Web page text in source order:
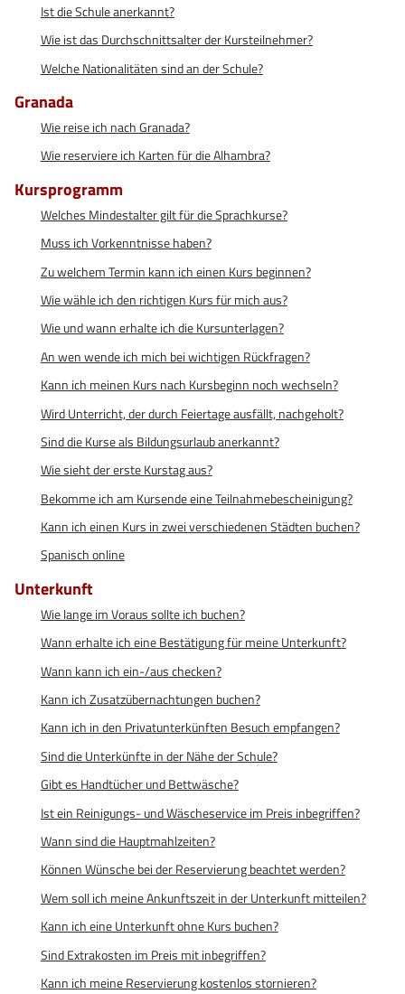
Ist die Schule anerkannt?
Wie ist das Durchschnittsalter der Kursteilnehmer?
Welche Nationalitäten sind an der Schule?
Granada
Wie reise ich nach Granada?
Wie reserviere ich Karten für die Alhambra?
Kursprogramm
Welches Mindestalter gilt für die Sprachkurse?
Muss ich Vorkenntnisse haben?
Zu welchem Termin kann ich einen Kurs beginnen?
Wie wähle ich den richtigen Kurs für mich aus?
Wie und wann erhalte ich die Kursunterlagen?
An wen wende ich mich bei wichtigen Rückfragen?
Kann ich meinen Kurs nach Kursbeginn noch wechseln?
Wird Unterricht, der durch Feiertage ausfällt, nachgeholt?
Sind die Kurse als Bildungsurlaub anerkannt?
Wie sieht der erste Kurstag aus?
Bekomme ich am Kursende eine Teilnahmebescheinigung?
Kann ich einen Kurs in zwei verschiedenen Städten buchen?
Spanisch online
Unterkunft
Wie lange im Voraus sollte ich buchen?
Wann erhalte ich eine Bestätigung für meine Unterkunft?
Wann kann ich ein-/aus checken?
Kann ich Zusatzübernachtungen buchen?
Kann ich in den Privatunterkünften Besuch empfangen?
Sind die Unterkünfte in der Nähe der Schule?
Gibt es Handtücher und Bettwäsche?
Ist ein Reinigungs- und Wäscheservice im Preis inbegriffen?
Wann sind die Hauptmahlzeiten?
Können Wünsche bei der Reservierung beachtet werden?
Wem soll ich meine Ankunftszeit in der Unterkunft mitteilen?
Kann ich eine Unterkunft ohne Kurs buchen?
Sind Extrakosten im Preis mit inbegriffen?
Kann ich meine Reservierung kostenlos stornieren?